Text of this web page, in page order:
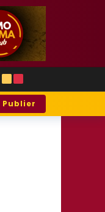
Publier